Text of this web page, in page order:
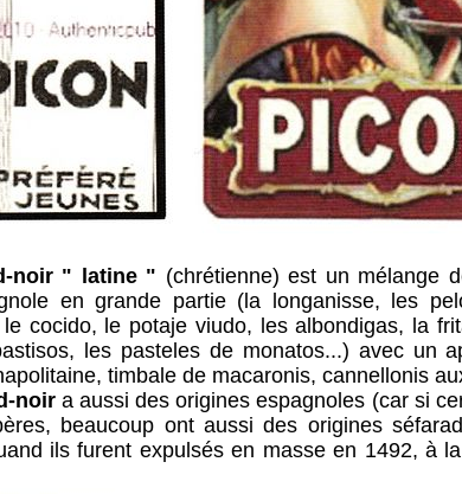
noir " latine " (chrétienne) est un mélange
en grande partie (la longanisse, les
cocido, le potaje viudo, les albondigas, la
les pasteles de monatos...) avec un
timbale de macaronis, cannellonis
noira aussi des origines espagnoles (car si
beaucoup ont aussi des origines
ils furent expulsés en masse en 1492, à